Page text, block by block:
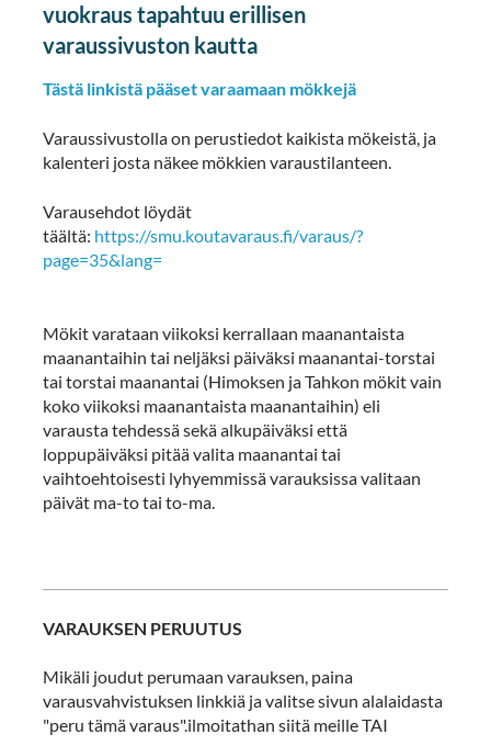
vuokraus tapahtuu erillisen
varaussivuston kautta
Tästä linkistä pääset varaamaan mökkejä
Varaussivustolla on perustiedot kaikista mökeistä, ja
kalenteri josta näkee mökkien varaustilanteen.
Varausehdot löydät
täältä: https://smu.koutavaraus.fi/varaus/?
page=35&lang=
Mökit varataan viikoksi kerrallaan maanantaista
maanantaihin tai neljäksi päiväksi maanantai-torstai
tai torstai maanantai (Himoksen ja Tahkon mökit vain
koko viikoksi maanantaista maanantaihin) eli
varausta tehdessä sekä alkupäiväksi että
loppupäiväksi pitää valita maanantai tai
vaihtoehtoisesti lyhyemmissä varauksissa valitaan
päivät ma-to tai to-ma.
VARAUKSEN PERUUTUS
Mikäli joudut perumaan varauksen, paina
varausvahvistuksen linkkiä ja valitse sivun alalaidasta
"peru tämä varaus".ilmoitathan siitä meille TAI